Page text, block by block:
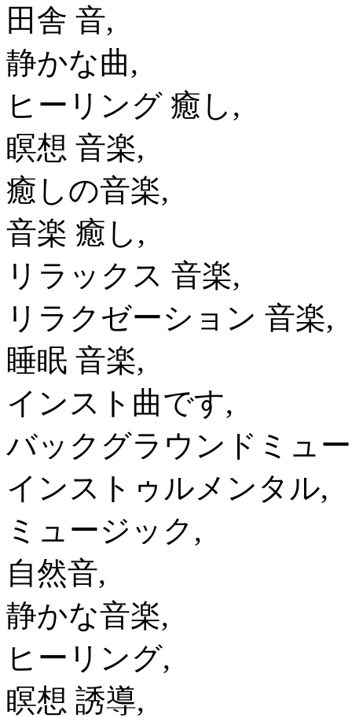
田舎 音,
静かな曲,
ヒーリング 癒し,
瞑想 音楽,
癒しの音楽,
音楽 癒し,
リラックス 音楽,
リラクゼーション 音楽,
睡眠 音楽,
インスト曲です,
バックグラウンドミュ
インストゥルメンタル,
ミュージック,
自然音,
静かな音楽,
ヒーリング,
瞑想 誘導,